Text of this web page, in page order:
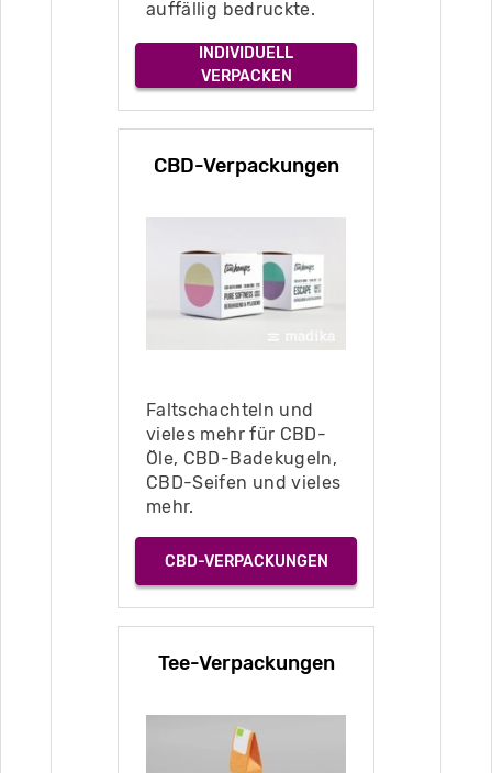
auffällig bedruckte.
INDIVIDUELL
VERPACKEN
CBD-Verpackungen
Faltschachteln und
vieles mehr für CBD-
Öle, CBD-Badekugeln,
CBD-Seifen und vieles
mehr.
CBD-VERPACKUNGEN
Tee-Verpackungen